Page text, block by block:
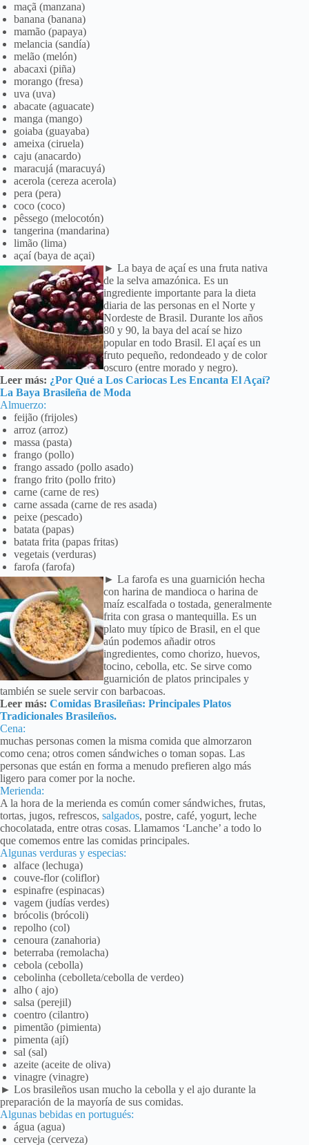
maçã (manzana)
banana (banana)
mamão (papaya)
melancia (sandía)
melão (melón)
abacaxi (piña)
morango (fresa)
uva (uva)
abacate (aguacate)
manga (mango)
goiaba (guayaba)
ameixa (ciruela)
caju (anacardo)
maracujá (maracuyá)
acerola (cereza acerola)
pera (pera)
coco (coco)
pêssego (melocotón)
tangerina (mandarina)
limão (lima)
açaí (baya de açai)
► La baya de açaí es una fruta nativa
de la selva amazónica. Es un
ingrediente importante para la dieta
diaria de las personas en el Norte y
Nordeste de Brasil. Durante los años
80 y 90, la baya del acaí se hizo
popular en todo Brasil. El açaí es un
fruto pequeño, redondeado y de color
oscuro (entre morado y negro).
Leer más: ¿Por Qué a Los Cariocas Les Encanta El Açaí?
La Baya Brasileña de Moda
Almuerzo:
feijão (frijoles)
arroz (arroz)
massa (pasta)
frango (pollo)
frango assado (pollo asado)
frango frito (pollo frito)
carne (carne de res)
carne assada (carne de res asada)
peixe (pescado)
batata (papas)
batata frita (papas fritas)
vegetais (verduras)
farofa (farofa)
► La farofa es una guarnición hecha
con harina de mandioca o harina de
maíz escalfada o tostada, generalmente
frita con grasa o mantequilla. Es un
plato muy típico de Brasil, en el que
aún podemos añadir otros
ingredientes, como chorizo, huevos,
tocino, cebolla, etc. Se sirve como
guarnición de platos principales y
también se suele servir con barbacoas.
Leer más: Comidas Brasileñas: Principales Platos
Tradicionales Brasileños.
Cena:
muchas personas comen la misma comida que almorzaron
como cena; otros comen sándwiches o toman sopas. Las
personas que están en forma a menudo prefieren algo más
ligero para comer por la noche.
Merienda:
A la hora de la merienda es común comer sándwiches, frutas,
tortas, jugos, refrescos, salgados, postre, café, yogurt, leche
chocolatada, entre otras cosas. Llamamos ‘Lanche’ a todo lo
que comemos entre las comidas principales.
Algunas verduras y especias:
alface (lechuga)
couve-flor (coliflor)
espinafre (espinacas)
vagem (judías verdes)
brócolis (brócoli)
repolho (col)
cenoura (zanahoria)
beterraba (remolacha)
cebola (cebolla)
cebolinha (cebolleta/cebolla de verdeo)
alho ( ajo)
salsa (perejil)
coentro (cilantro)
pimentão (pimienta)
pimenta (ají)
sal (sal)
azeite (aceite de oliva)
vinagre (vinagre)
► Los brasileños usan mucho la cebolla y el ajo durante la
preparación de la mayoría de sus comidas.
Algunas bebidas en portugués:
água (agua)
cerveja (cerveza)